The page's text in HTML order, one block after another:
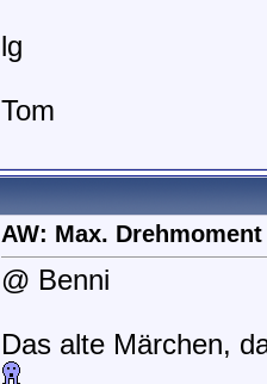
lg
Tom
AW: Max.
@ Benni
Das alte Märchen,